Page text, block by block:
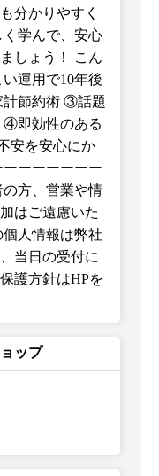
分かりやすく
学んで、安心
しょう！ こん
運用で10年後
節約術 ③話題
④即効性のある
安を安心にか
ーーーーーー
方、営業や情
はご遠慮いた
人情報は弊社
当日の受付に
護方針はHPを
ップ